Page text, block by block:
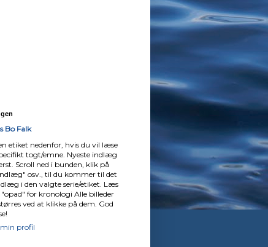
Bo Falk
etiket nedenfor, hvis du vil læse
togt/emne. Nyeste indlæg
Scroll ned i bunden, klik på
osv., til du kommer til det
i den valgte serie/etiket. Læs
for kronologi Alle billeder
ved at klikke på dem. God
min profil